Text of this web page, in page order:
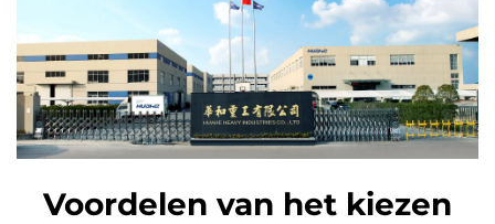
Voordelen van het kiezen